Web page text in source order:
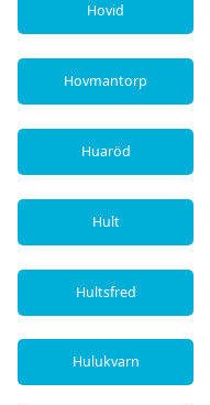
Hovid
Hovmantorp
Huaröd
Hult
Hultsfred
Hulukvarn